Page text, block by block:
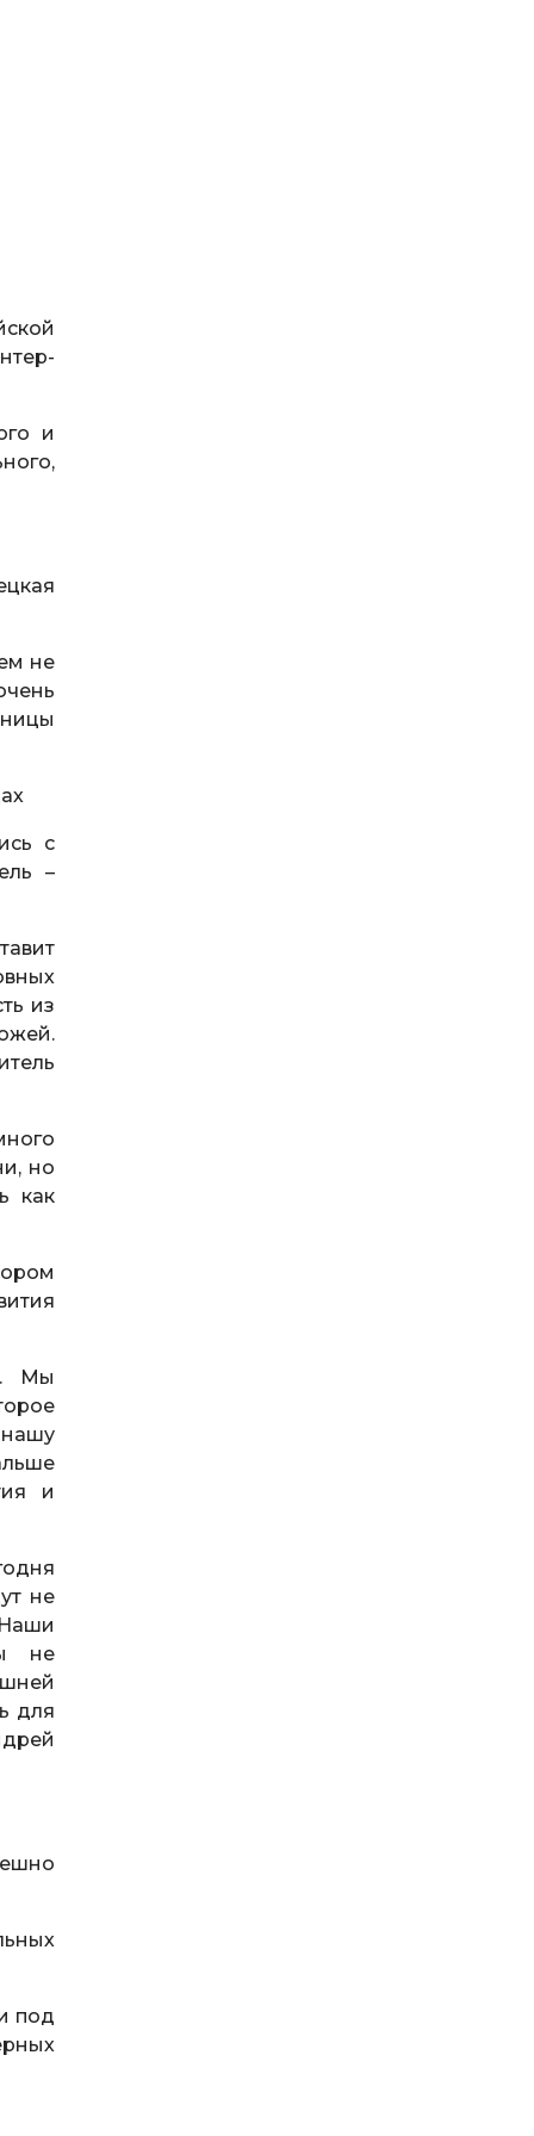
и
не
с
–
из
но
как
Мы
и
не
не
для
под